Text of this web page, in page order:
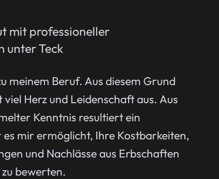
mit professioneller
unter Teck
meinem Beruf. Aus diesem Grund
Herz und Leidenschaft aus. Aus
Kenntnis resultiert ein
mir ermöglicht, Ihre Kostbarkeiten,
und Nachlässe aus Erbschaften
bewerten.